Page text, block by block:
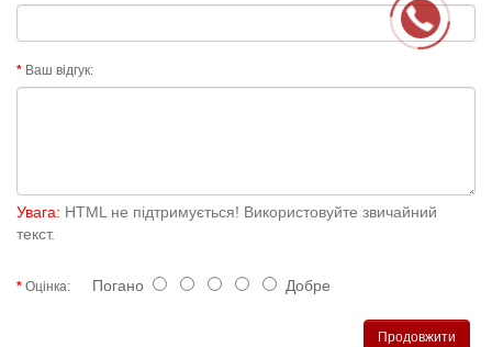
Ваш відгук:
Увага: HTML не підтримується! Використовуйте звичайний
текст.
Оцінка: Погано Добре
Продовжити